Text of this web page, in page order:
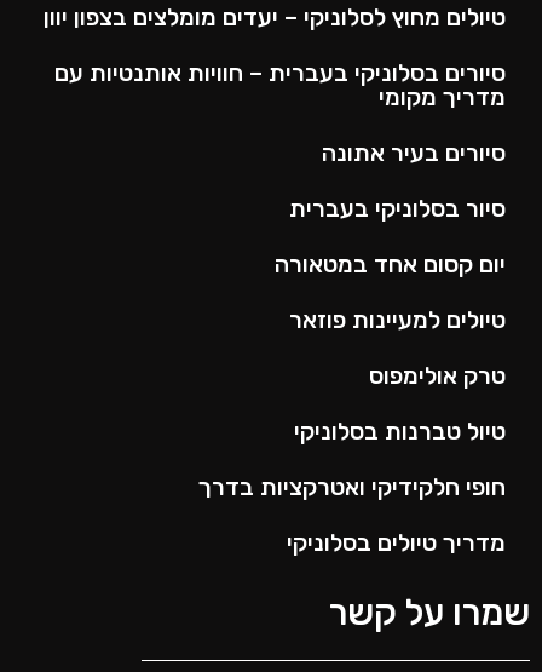
טיולים מחוץ לסלוניקי – יעדים מומלצים בצפון יוון
סיורים בסלוניקי בעברית – חוויות אותנטיות עם
מדריך מקומי
סיורים בעיר אתונה
סיור בסלוניקי בעברית
יום קסום אחד במטאורה
טיולים למעיינות פוזאר
טרק אולימפוס
טיול טברנות בסלוניקי
חופי חלקידיקי ואטרקציות בדרך
מדריך טיולים בסלוניקי
שמרו על קשר